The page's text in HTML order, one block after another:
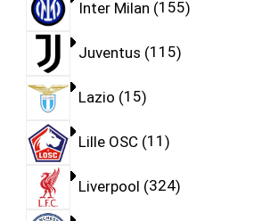
Inter Milan 155
Juventus 115
Lazio 15
Lille OSC 11
Liverpool 324